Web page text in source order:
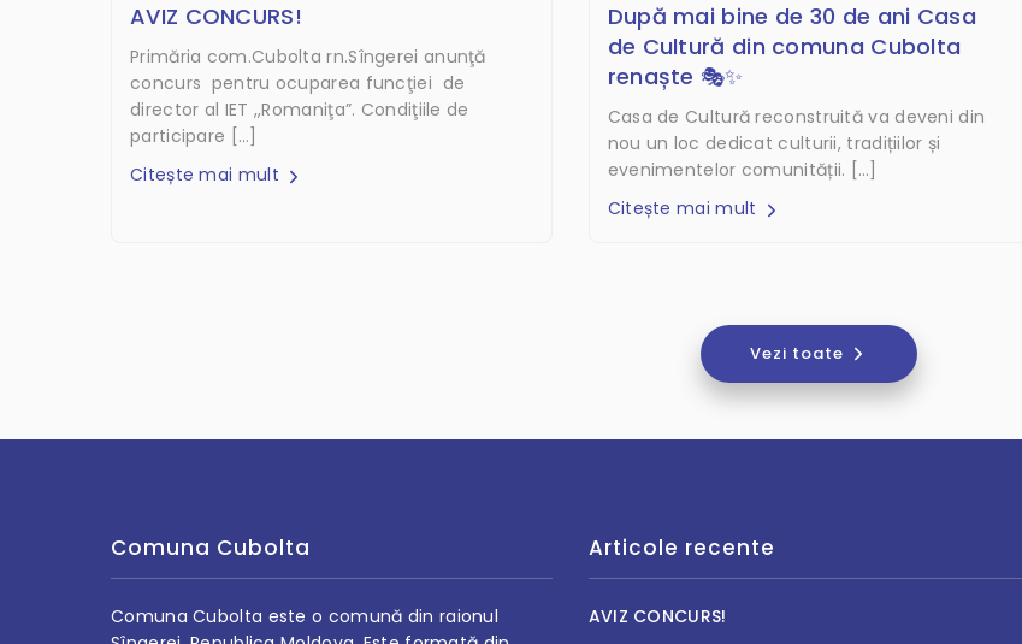
AVIZ CONCURS!
Primăria com.Cubolta rn.Sîngerei anunţă
concurs pentru ocuparea funcţiei de
director al IET ,,Romaniţa”. Condiţiile de
participare […]
Citește mai mult
După mai bine de 30 de ani Casa
de Cultură din comuna Cubolta
renaște 🎭✨
Casa de Cultură reconstruită va deveni din
nou un loc dedicat culturii, tradițiilor și
evenimentelor comunității. […]
Citește mai mult
Vezi toate
Comuna Cubolta
Comuna Cubolta este o comună din raionul
Articole recente
AVIZ CONCURS!